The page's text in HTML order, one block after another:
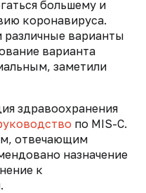
большему и
коронавируса.
варианты
варианта
заметили
здравоохранения
по MIS-C.
отвечающим
назначение
к